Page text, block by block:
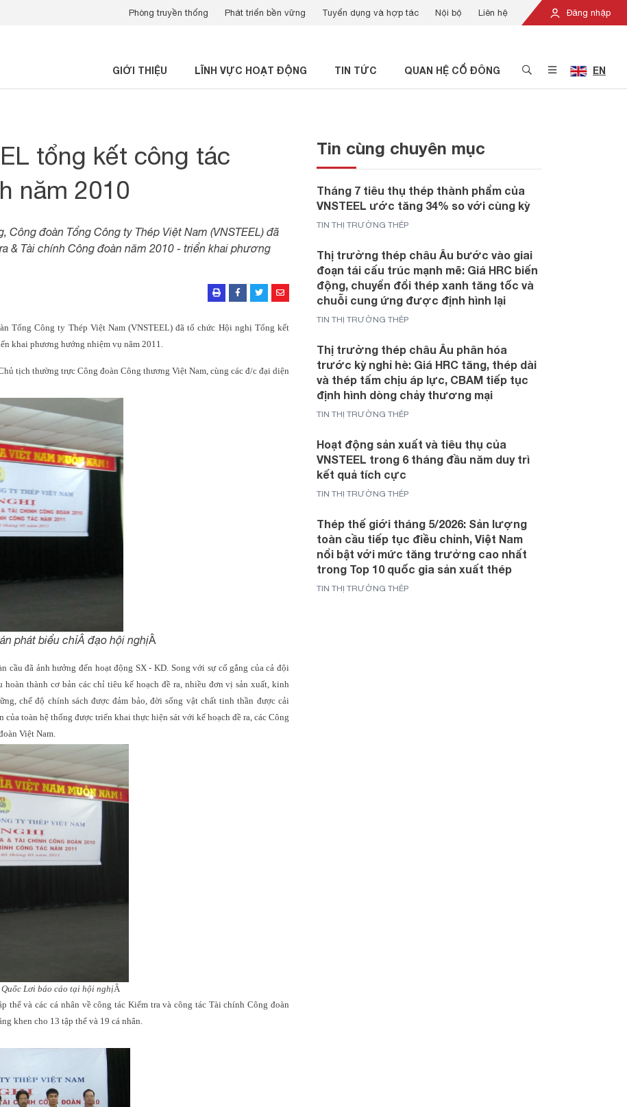
Đăng nhập
Phòng truyền thống Phát triển bền vững Tuyển dụng và hợp tác Nội bộ Liên hệ
GIỚI THIỆU LĨNH VỰC HOẠT ĐỘNG TIN TỨC QUAN HỆ CỔ ĐÔNG EN
tổng kết công tác
năm 2010
Công đoàn Tổng Công ty Thép Việt Nam (VNSTEEL) đã
& Tài chính Công đoàn năm 2010 - triển khai phương
Tổng Công ty Thép Việt Nam (VNSTEEL) đã tổ chức Hội nghị Tổng kết
khai phương hướng nhiệm vụ năm 2011.
tịch thường trực Công đoàn Công thương Việt Nam, cùng các đ/c đại diện
phát biểu chỉÂ đạo hội nghịÂ
cầu đã ảnh hưởng đến hoạt động SX - KD. Song với sự cố gắng của cả đội
thành cơ bản các chỉ tiêu kế hoạch đề ra, nhiều đơn vị sản xuất, kinh
chế độ chính sách được đảm bảo, đời sống vật chất tinh thần được cải
toàn hệ thống được triển khai thực hiện sát với kế hoạch đề ra, các Công
Việt Nam.
Lơi báo cáo tại hội nghịÂ
thể và các cá nhân về công tác Kiểm tra và công tác Tài chính Công đoàn
khen cho 13 tập thể và 19 cá nhân.
Tin cùng chuyên mục
Tháng 7 tiêu thụ thép thành phẩm của
VNSTEEL ước tăng 34% so với cùng kỳ
TIN THỊ TRƯỜNG THÉP
Thị trường thép châu Âu bước vào giai
đoạn tái cấu trúc mạnh mẽ: Giá HRC biến
động, chuyển đổi thép xanh tăng tốc và
chuỗi cung ứng được định hình lại
TIN THỊ TRƯỜNG THÉP
Thị trường thép châu Âu phân hóa
trước kỳ nghỉ hè: Giá HRC tăng, thép dài
và thép tấm chịu áp lực, CBAM tiếp tục
định hình dòng chảy thương mại
TIN THỊ TRƯỜNG THÉP
Hoạt động sản xuất và tiêu thụ của
VNSTEEL trong 6 tháng đầu năm duy trì
kết quả tích cực
TIN THỊ TRƯỜNG THÉP
Thép thế giới tháng 5/2026: Sản lượng
toàn cầu tiếp tục điều chỉnh, Việt Nam
nổi bật với mức tăng trưởng cao nhất
trong Top 10 quốc gia sản xuất thép
TIN THỊ TRƯỜNG THÉP